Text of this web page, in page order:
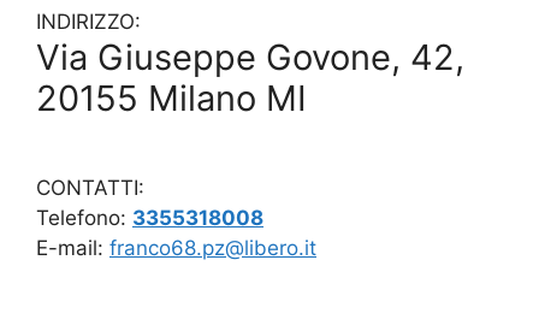
INDIRIZZO:
Via Giuseppe Govone, 42,
20155 Milano MI
CONTATTI:
Telefono: 3355318008
E-mail: franco68.pz@libero.it